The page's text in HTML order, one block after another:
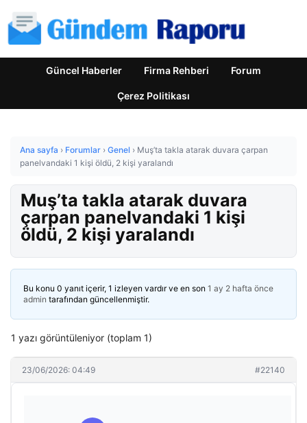
Güncel Haberler Firma Rehberi Forum
Çerez Politikası
Ana sayfa › Forumlar › Genel › Muş’ta takla atarak duvara çarpan
panelvandaki 1 kişi öldü, 2 kişi yaralandı
Muş’ta takla atarak duvara
çarpan panelvandaki 1 kişi
öldü, 2 kişi yaralandı
Bu konu 0 yanıt içerir, 1 izleyen vardır ve en son 1 ay 2 hafta önce
admin tarafından güncellenmiştir.
1 yazı görüntüleniyor (toplam 1)
23/06/2026: 04:49 #22140